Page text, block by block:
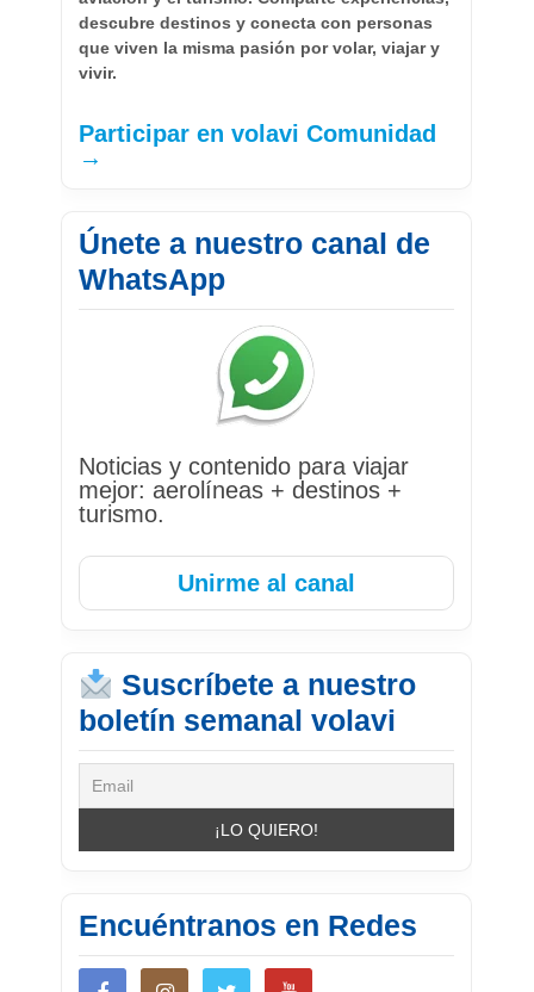
descubre destinos y conecta con personas
que viven la misma pasión por volar, viajar y
vivir.
Participar en volavi Comunidad
→
Únete a nuestro canal de
WhatsApp
Noticias y contenido para viajar
mejor: aerolíneas + destinos +
turismo.
Unirme al canal
Suscríbete a nuestro
boletín semanal volavi
Encuéntranos en Redes